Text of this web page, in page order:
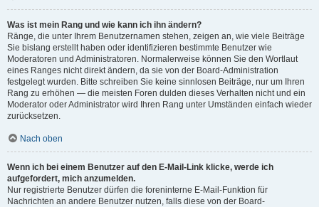
Was ist mein Rang und wie kann ich ihn ändern?
Ränge, die unter Ihrem Benutzernamen stehen, zeigen an, wie viele Beiträge
Sie bislang erstellt haben oder identifizieren bestimmte Benutzer wie
Moderatoren und Administratoren. Normalerweise können Sie den Wortlaut
eines Ranges nicht direkt ändern, da sie von der Board-Administration
festgelegt wurden. Bitte schreiben Sie keine sinnlosen Beiträge, nur um Ihren
Rang zu erhöhen — die meisten Foren dulden dieses Verhalten nicht und ein
Moderator oder Administrator wird Ihren Rang unter Umständen einfach wieder
zurücksetzen.
Nach oben
Wenn ich bei einem Benutzer auf den E-Mail-Link klicke, werde ich
aufgefordert, mich anzumelden.
Nur registrierte Benutzer dürfen die foreninterne E-Mail-Funktion für
Nachrichten an andere Benutzer nutzen, falls diese von der Board-